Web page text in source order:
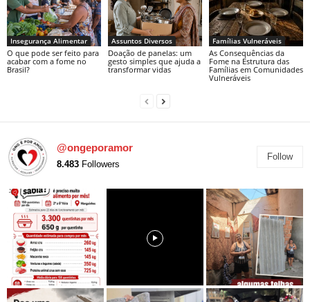
Insegurança Alimentar
O que pode ser feito para
acabar com a fome no
Brasil?
Assuntos Diversos
Doação de panelas: um
gesto simples que ajuda a
transformar vidas
Famílias Vulneráveis
As Consequências da
Fome na Estrutura das
Famílias em Comunidades
Vulneráveis
@ongeporamor
8.483 Followers
Follow